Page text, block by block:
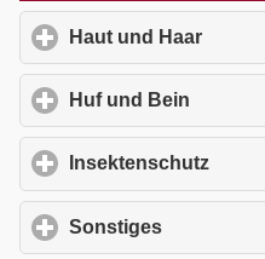
Haut und Haar
Huf und Bein
Insektenschutz
Sonstiges